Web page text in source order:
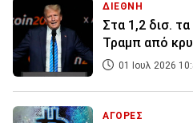
ΔΙΕΘΝΗ
Στα 1,2 δισ.
Τραμπ από
01 Ιουλ 2026
ΑΓΟΡΕΣ